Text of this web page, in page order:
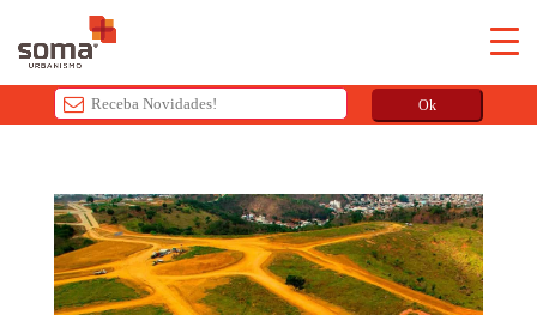
Ok
i
s
f
i